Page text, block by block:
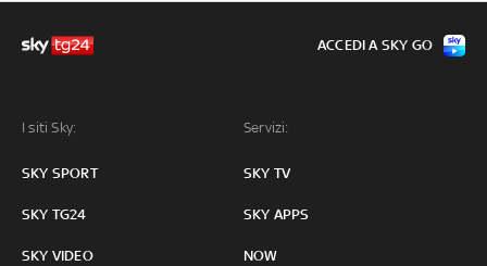
I siti Sky:
SKY SPORT
SKY TG24
SKY VIDEO
Servizi:
SKY TV
SKY APPS
NOW
ACCEDI A SKY GO